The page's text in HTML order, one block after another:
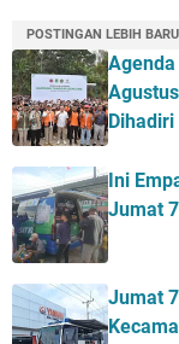
POSTINGAN LEBIH BARU
Dihadiri
Ini
Jumat
Jumat